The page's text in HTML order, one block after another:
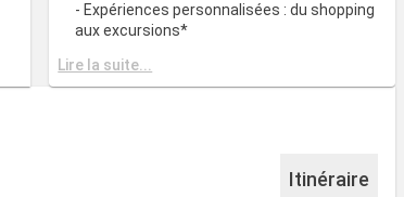
- Expériences personnalisées : du shopping
aux excursions*
suite
- Autres attentions personnelles : service
- L’expérience la plus récompensée pour le
Lire la suite...
Itinéraire